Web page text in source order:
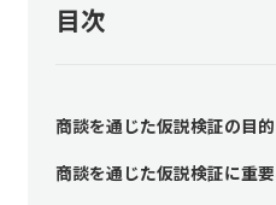
目次
商談を通じた仮説検証の目的
商談を通じた仮説検証に重